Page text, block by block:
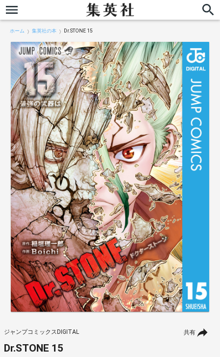
ホーム 集英社の本 Dr.STONE 15
共有
ジャンプコミックスDIGITAL
Dr.STONE 15